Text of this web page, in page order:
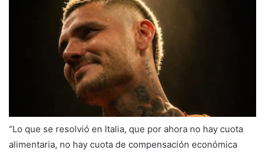
“Lo que se resolvió en Italia, que por ahora no hay cuota
alimentaria, no hay cuota de compensación económica